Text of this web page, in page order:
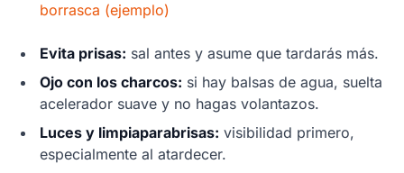
borrasca (ejemplo)
Evita prisas: sal antes y asume que tardarás más.
Ojo con los charcos: si hay balsas de agua, suelta
acelerador suave y no hagas volantazos.
Luces y limpiaparabrisas: visibilidad primero,
especialmente al atardecer.